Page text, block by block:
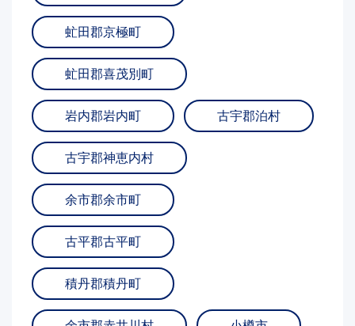
虻田郡京極町
虻田郡喜茂別町
岩内郡岩内町 古宇郡泊村
古宇郡神恵内村
余市郡余市町
古平郡古平町
積丹郡積丹町